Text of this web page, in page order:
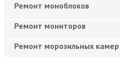
Ремонт моноблоков
Ремонт мониторов
Ремонт морозильных камер